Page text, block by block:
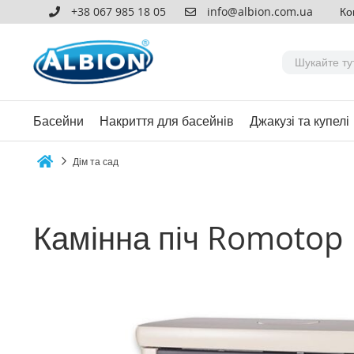
+38 067 985 18 05 info@albion.com.ua
Басейни Накриття для басейнів Джакузі та купелі
Дім та сад
Камінна піч